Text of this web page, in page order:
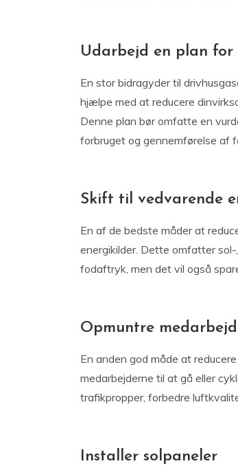
Udarbejd en plan for
En stor bidragyder til
hjælpe med at reducere
Denne plan bør omfatte en
forbruget og gennemførelse af
Skift til vedvarende
En af de bedste måder at
energikilder. Dette omfatter
fodaftryk, men det vil også
Opmuntre
En anden god måde at
medarbejderne til at gå eller
trafikpropper, forbedre
Installer solpaneler